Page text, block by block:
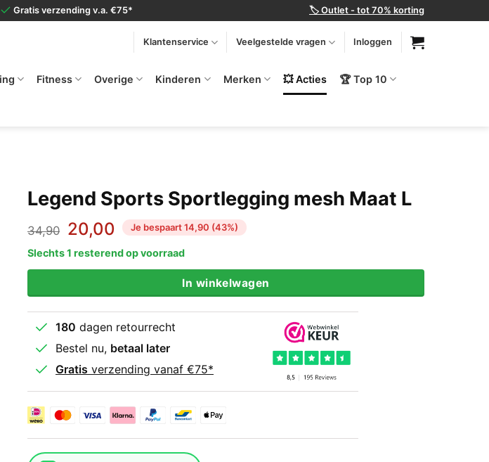
Gratis verzending v.a. €75* 🏷️ Outlet - tot 70% korting
Klantenservice Veelgestelde vragen Inloggen
Fitness Overige Kinderen Merken 💥 Acties 🏆 Top 10
Legend Sports Sportlegging mesh Maat L
34,90 Oorspronkelijke
prijs
was:
20,00 Huidige
prijs
is:
Je bespaart 14,90 (43%)
Slechts 1 resterend op voorraad
In winkelwagen
180 dagen retourrecht
Bestel nu, betaal later
Gratis verzending vanaf €75*